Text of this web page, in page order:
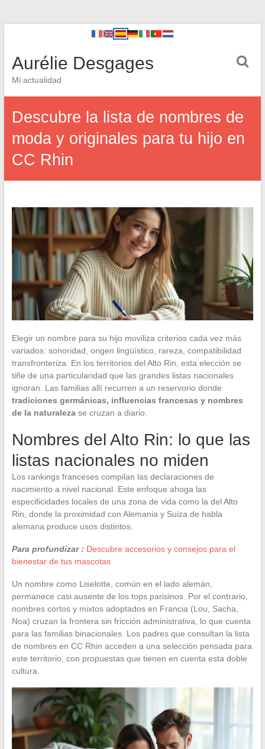
Aurélie Desgages
Mi actualidad
Descubre la lista de nombres de
moda y originales para tu hijo en
CC Rhin
Elegir un nombre para su hijo moviliza criterios cada vez más
variados: sonoridad, origen lingüístico, rareza, compatibilidad
transfronteriza. En los territorios del Alto Rin, esta elección se
tiñe de una particularidad que las grandes listas nacionales
ignoran. Las familias allí recurren a un reservorio donde
tradiciones germánicas, influencias francesas y nombres
de la naturalezase cruzan a diario.
Nombres del Alto Rin: lo que las
listas nacionales no miden
Los rankings franceses compilan las declaraciones de
nacimiento a nivel nacional. Este enfoque ahoga las
especificidades locales de una zona de vida como la del Alto
Rin, donde la proximidad con Alemania y Suiza de habla
alemana produce usos distintos.
Para profundizar : Descubre accesorios y consejos para el
bienestar de tus mascotas
Un nombre como Liselotte, común en el lado alemán,
permanece casi ausente de los tops parisinos. Por el contrario,
nombres cortos y mixtos adoptados en Francia (Lou, Sacha,
Noa) cruzan la frontera sin fricción administrativa, lo que cuenta
para las familias binacionales. Los padres que consultan la lista
de nombres en CC Rhin acceden a una selección pensada para
este territorio, con propuestas que tienen en cuenta esta doble
cultura.